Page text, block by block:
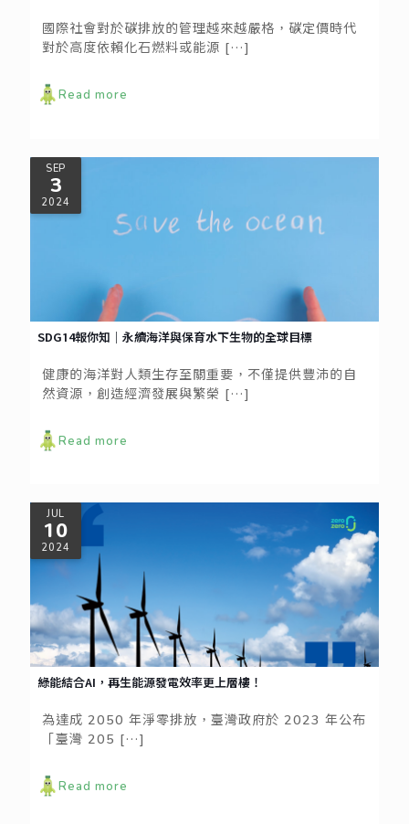
國際社會對於碳排放的管理越來越嚴格，碳定價時代
對於高度依賴化石燃料或能源 […]
Read more
SEP
3
2024
SDG14報你知｜永續海洋與保育水下生物的全球目標
健康的海洋對人類生存至關重要，不僅提供豐沛的自
然資源，創造經濟發展與繁榮 […]
Read more
JUL
10
2024
綠能結合AI，再生能源發電效率更上層樓！
為達成 2050 年淨零排放，臺灣政府於 2023 年公布
「臺灣 205 […]
Read more